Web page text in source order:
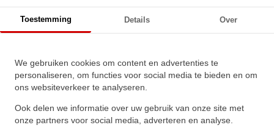
Zeskanttapbout Deeldraad DIN 931 M16x400mm 10.9
Onbehandeld
Toestemming Details Over
We gebruiken cookies om content en advertenties te
personaliseren, om functies voor social media te bieden en om
ons websiteverkeer te analyseren.
Ook delen we informatie over uw gebruik van onze site met
onze partners voor social media, adverteren en analyse.
Zeskanttapbout Deeldraad DIN
931 M16x400mm 10.9
Onbehandeld